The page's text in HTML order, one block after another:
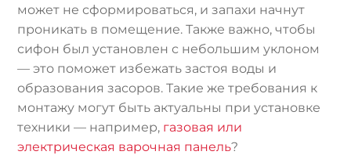
может не сформироваться, и запахи начнут
проникать в помещение. Также важно, чтобы
сифон был установлен с небольшим уклоном
— это поможет избежать застоя воды и
образования засоров. Такие же требования к
монтажу могут быть актуальны при установке
техники — например, газовая или
электрическая варочная панель?